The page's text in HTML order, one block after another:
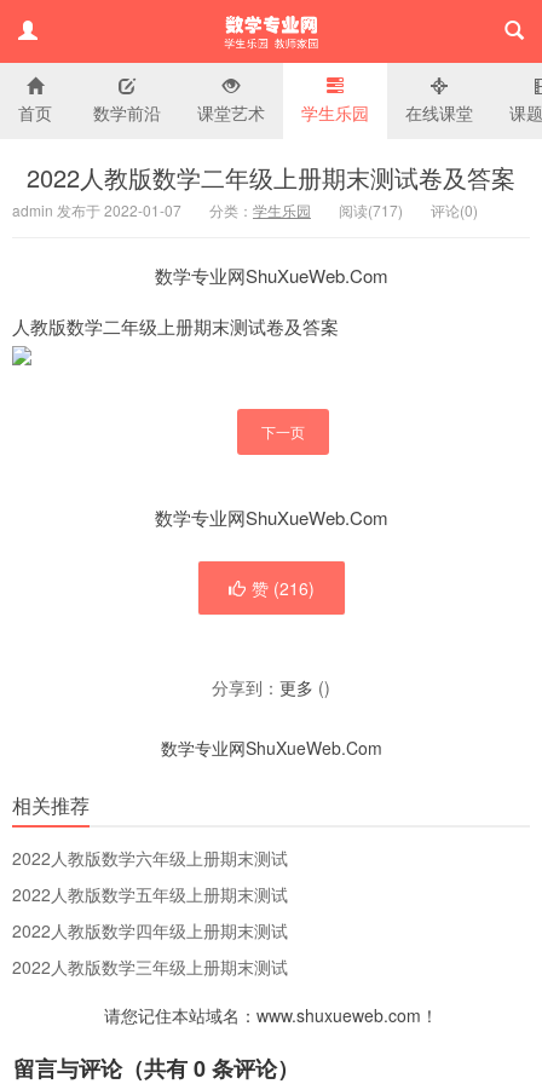
小学数学专业网
首页 数学前沿 课堂艺术 学生乐园 在线课堂 课
2022人教版数学二年级上册期末测试卷及答案
admin 发布于 2022-01-07 分类： 学生乐园 阅读(717) 评论(0)
数学专业网ShuXueWeb.Com
人教版数学二年级上册期末测试卷及答案
下一页
数学专业网ShuXueWeb.Com
赞 (216)
分享到： 更多 ()
数学专业网ShuXueWeb.Com
相关推荐
2022人教版数学六年级上册期末测试
2022人教版数学五年级上册期末测试
2022人教版数学四年级上册期末测试
2022人教版数学三年级上册期末测试
请您记住本站域名：www.shuxueweb.com！
留言与评论（共有0条评论）